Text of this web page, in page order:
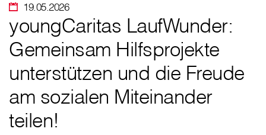
19.05.2026
youngCaritas LaufWunder:
Gemeinsam Hilfsprojekte
unterstützen und die Freude
am sozialen Miteinander
teilen!